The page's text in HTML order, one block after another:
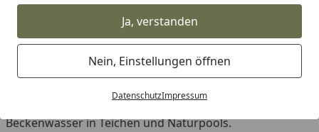
Ja, verstanden
Nein, Einstellungen öffnen
DatenschutzImpressum
NATURPOOLS. OHNE CHEMIE.
irreversiblen Bindung von Phosphat aus Füll- und
Beckenwasser in Teichen und Naturpools.